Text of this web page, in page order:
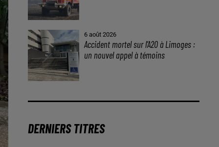
6 août 2026
Accident mortel sur l’A20 à Limoges :
un nouvel appel à témoins
DERNIERS TITRES